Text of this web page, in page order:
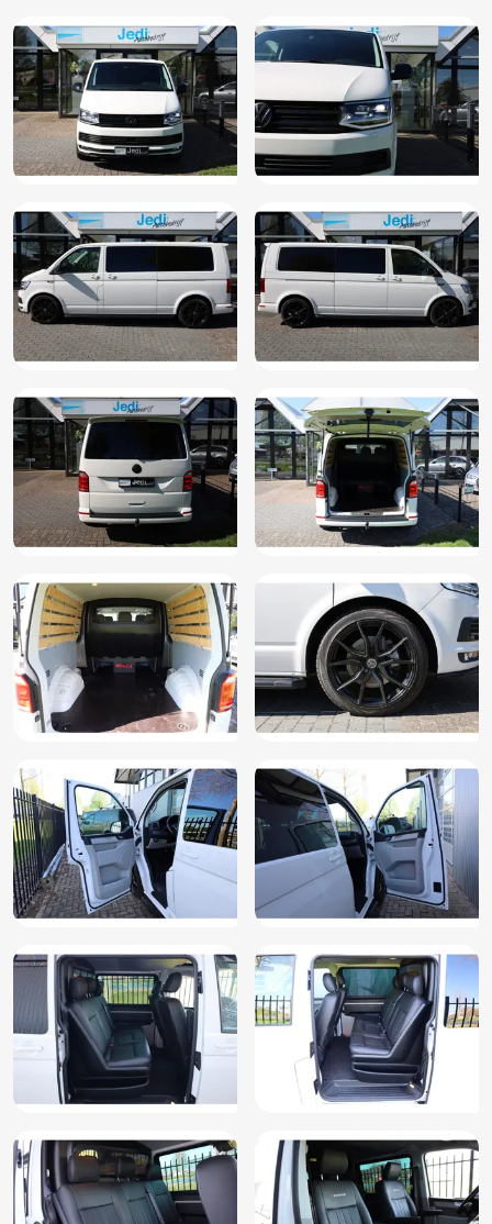
Licht en Zicht pakket
Lichtmetalen velgen
Mistlampen voor adaptief
Multifunctioneel lederen stuurwiel
Multimedia-voorbereiding
Multivan exterieur pakket
Navigatiesysteem full map
Parkeersensor achter
Parkeersensor voor
Pluspakket
Ruitensproeiers verwarmbaar
Schuifdeur links en rechts
Start/stop systeem
Stuur verstelbaar
Tapijt in cabine
Trekhaak
Vermoeidheids herkenning
Verwarmde voorruit
Voorstoelen in hoogte verstelbaar
Voorstoelen verwarmd
Zijschuifdeur rechts